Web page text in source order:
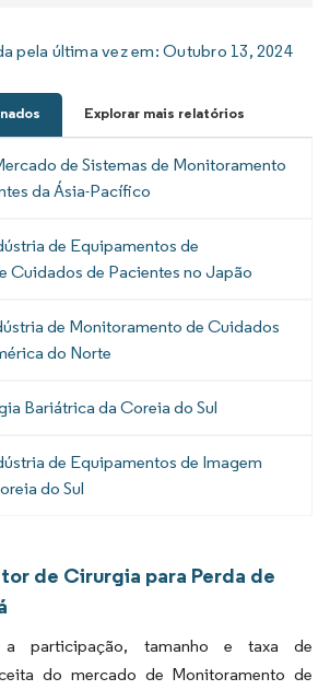
pela última vez em:Outubro 13, 2024
Explorar mais relatórios
de Sistemas de Monitoramento
da Ásia-Pacífico
de Equipamentos de
Cuidados de Pacientes no Japão
de Monitoramento de Cuidados
do Norte
Bariátrica da Coreia do Sul
de Equipamentos de Imagem
do Sul
de Cirurgia para Perda de
a participação, tamanho e taxa de
do mercado de Monitoramento de